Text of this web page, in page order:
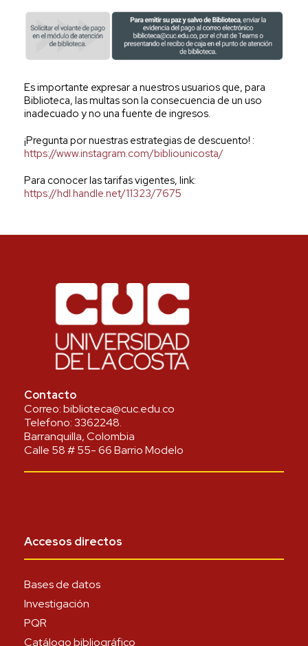
Es importante expresar a nuestros usuarios que, para
Biblioteca, las multas son la consecuencia de un uso
inadecuado y no una fuente de ingresos.
¡Pregunta por nuestras estrategias de descuento! :
https://www.instagram.com/bibliounicosta/
Para conocer las tarifas vigentes, link:
https://hdl.handle.net/11323/7675
Contacto
Correo:biblioteca@cuc.edu.co
Telefono:3362248.
Barranquilla, Colombia
Calle 58 # 55- 66 Barrio Modelo
Accesos directos
Bases de datos
Investigación
PQR
Catálogo bibliográfico